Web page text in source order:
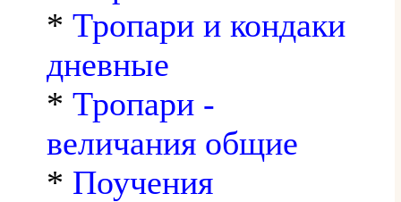
* Тропари и кондаки
дневные
* Тропари -
величания общие
* Поучения